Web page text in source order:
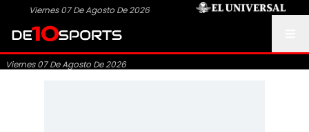
Viernes 07 De Agosto De 2026
Viernes 07 De Agosto De 2026